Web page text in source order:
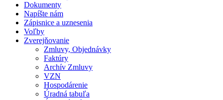
Dokumenty
Napíšte nám
Zápisnice a uznesenia
Voľby
Zverejňovanie
Zmluvy, Objednávky
Faktúry
Archív Zmluvy
VZN
Hospodárenie
Úradná tabuľa